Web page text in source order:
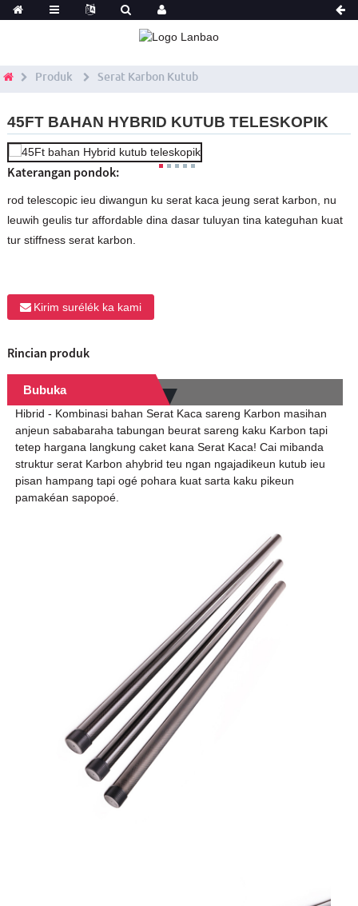
Produk Serat Karbon Kutub
45FT BAHAN HYBRID KUTUB TELESKOPIK
Katerangan pondok:
rod telescopic ieu diwangun ku serat kaca jeung serat karbon, nu
leuwih geulis tur affordable dina dasar tuluyan tina kateguhan kuat
tur stiffness serat karbon.
Kirim surélék ka kami
Rincian produk
Bubuka
Hibrid - Kombinasi bahan Serat Kaca sareng Karbon masihan
anjeun sababaraha tabungan beurat sareng kaku Karbon tapi
tetep hargana langkung caket kana Serat Kaca! Cai mibanda
struktur serat Karbon ahybrid teu ngan ngajadikeun kutub ieu
pisan hampang tapi ogé pohara kuat sarta kaku pikeun
pamakéan sapopoé.